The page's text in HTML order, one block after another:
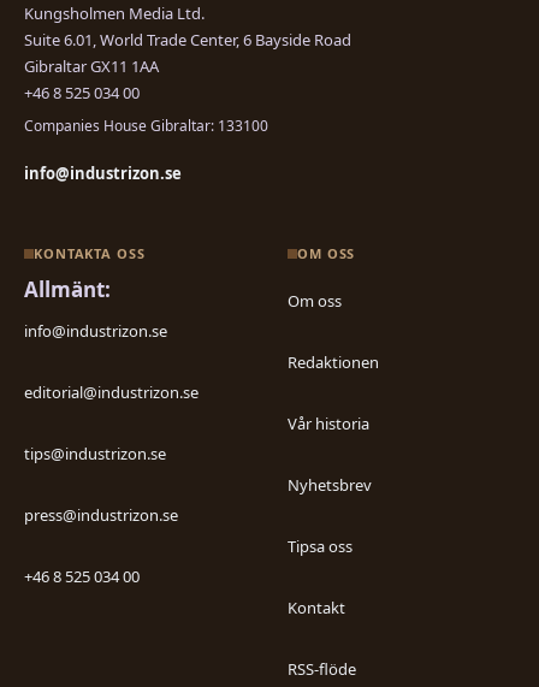
Kungsholmen Media Ltd.
Suite 6.01, World Trade Center, 6 Bayside Road
Gibraltar GX11 1AA
+46 8 525 034 00
Companies House Gibraltar: 133100
info@industrizon.se
KONTAKTA OSS
Allmänt:
info@industrizon.se
editorial@industrizon.se
tips@industrizon.se
press@industrizon.se
+46 8 525 034 00
OM OSS
Om oss
Redaktionen
Vår historia
Nyhetsbrev
Tipsa oss
Kontakt
RSS-flöde